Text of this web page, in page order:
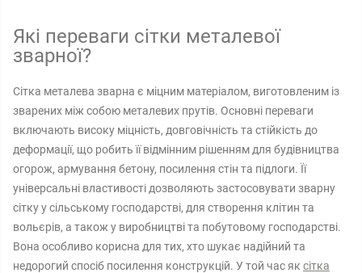
Які переваги сітки металевої
зварної?
Сітка металева зварна є міцним матеріалом, виготовленим із
зварених між собою металевих прутів. Основні переваги
включають високу міцність, довговічність та стійкість до
деформації, що робить її відмінним рішенням для будівництва
огорож, армування бетону, посилення стін та підлоги. Її
універсальні властивості дозволяють застосовувати зварну
сітку у сільському господарстві, для створення клітин та
вольєрів, а також у виробництві та побутовому господарстві.
Вона особливо корисна для тих, хто шукає надійний та
недорогий спосіб посилення конструкцій. У той час як сітка